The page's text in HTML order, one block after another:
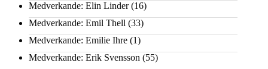
Medverkande: Elin Linder(16)
Medverkande: Emil Thell (33)
Medverkande: Emilie Ihre (1)
Medverkande: Erik Svensson (55)